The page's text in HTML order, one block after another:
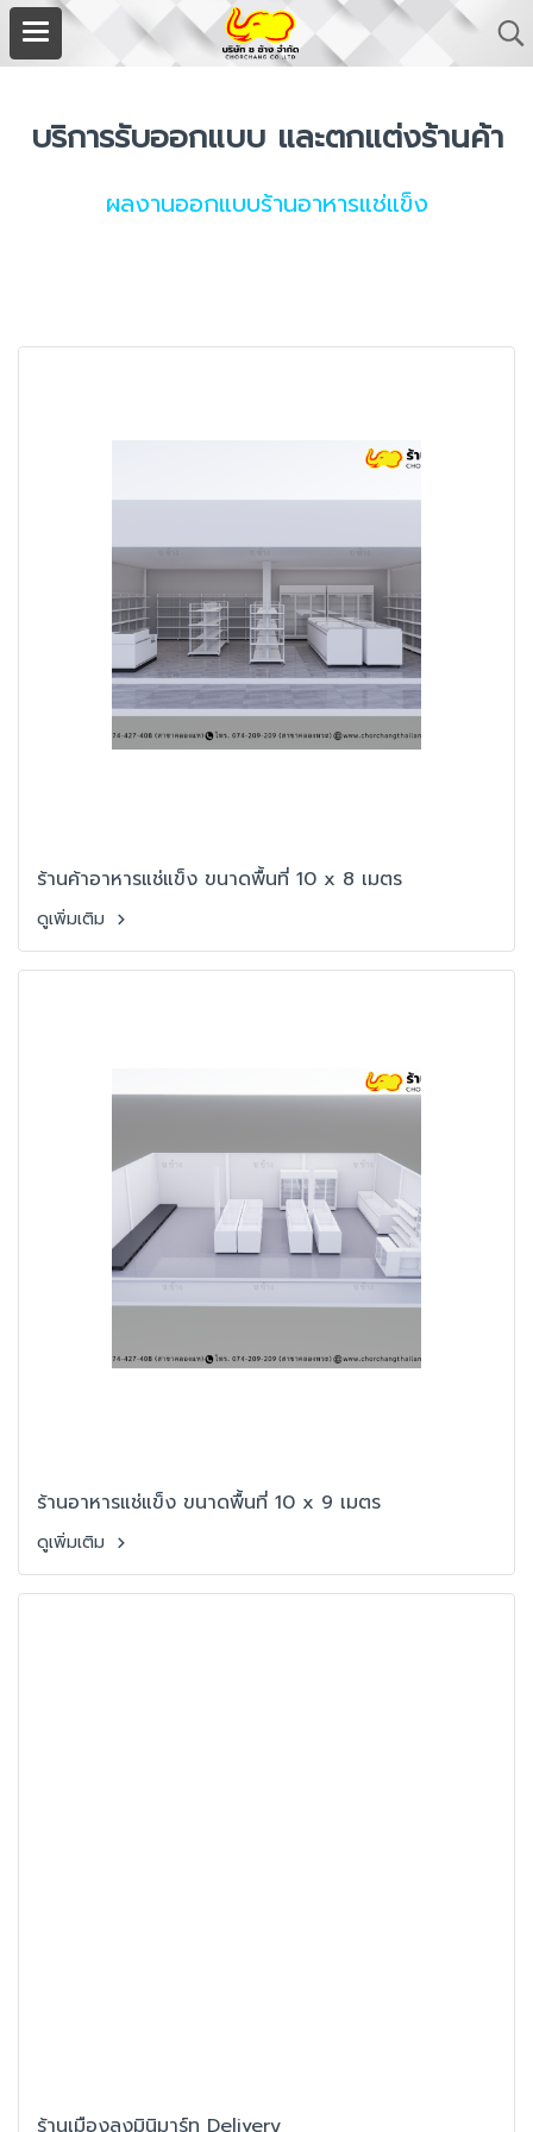
บริการรับออกแบบ และตกแต่งร้านค้า
ผลงานออกแบบร้านอาหารแช่แข็ง
ร้านค้าอาหารแช่แข็ง ขนาดพื้นที่ 10 x 8 เมตร
ดูเพิ่มเติม
ร้านอาหารแช่แข็ง ขนาดพื้นที่ 10 x 9 เมตร
ดูเพิ่มเติม
ร้านเมืองลุงมินิมาร์ท Delivery